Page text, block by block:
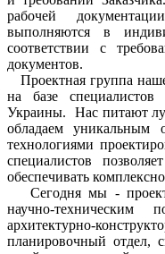
рабочей
выполняются в
соответствии с
документов.
Проектная группа
на базе
Украины. Нас питают
обладаем уникальным
технологиями
специалистов
обеспечивать
Сегодня мы -
научно-
архитектурно-
планировочный отдел,